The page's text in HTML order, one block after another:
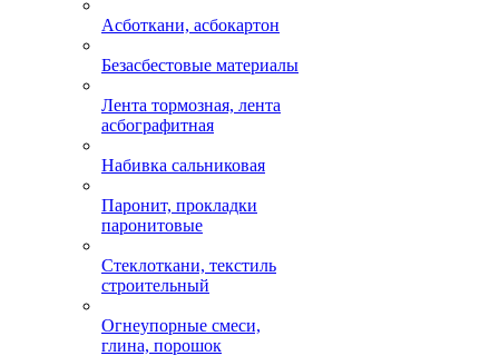
Асботкани, асбокартон
Безасбестовые материалы
Лента тормозная, лента
асбографитная
Набивка сальниковая
Паронит, прокладки
паронитовые
Стеклоткани, текстиль
строительный
Огнеупорные смеси,
глина, порошок